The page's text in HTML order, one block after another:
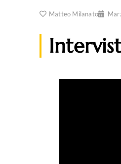
Matteo Milanato